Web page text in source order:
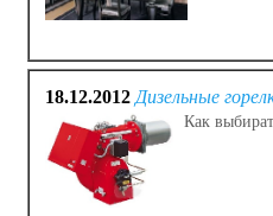
18.12.2012 Дизельные
Как